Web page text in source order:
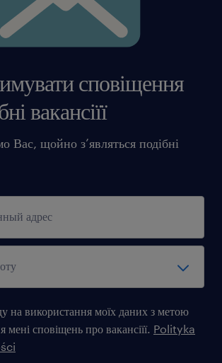
сповіщення
вакансіїї
Вас, щойно з’являться подібні
на використання моїх даних з метою
мені сповіщень про вакансіїї. Polityka